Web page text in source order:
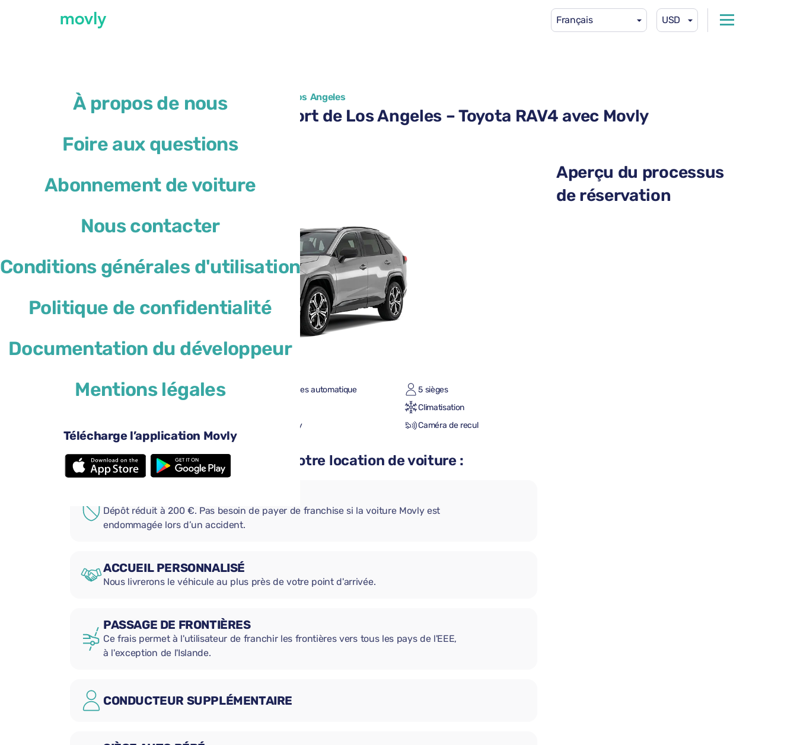
Français USD
À propos de nous
Foire aux questions
Abonnement de voiture
Nous contacter
Conditions générales d'utilisation
Politique de confidentialité
Documentation du développeur
Mentions légales
Télécharge l’application Movly
←Toutes les voitures disponibles à l’aéroport de Los Angeles
Location de voiture à l’aéroport de Los Angeles – Toyota RAV4 avec Movly
ou similaire
4 portes Boîte à vitesses automatique
5 sièges
Climatisation
Apple CarPlay
Caméra de recul
Bluetooth
Ajoutez des options pratiques à votre location de voiture :
Dépôt réduit à 200 €. Pas besoin de payer de franchise si la voiture Movly est
endommagée lors d’un accident.
ACCUEIL PERSONNALISÉ
Nous livrerons le véhicule au plus près de votre point d'arrivée.
PASSAGE DE FRONTIÈRES
Ce frais permet à l'utilisateur de franchir les frontières vers tous les pays de l'EEE,
à l'exception de l'Islande.
CONDUCTEUR SUPPLÉMENTAIRE
Aperçu du processus
de réservation